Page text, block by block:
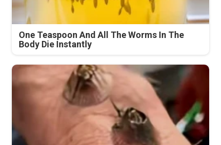
One Teaspoon And All The Worms In The
Body Die Instantly